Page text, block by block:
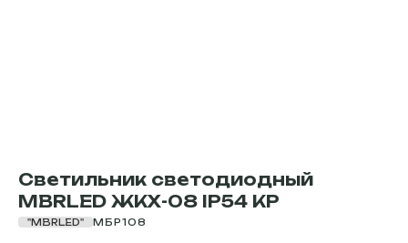
Светильник светодиодный
MBRLED ЖКХ-08 IP54 КР
"MBRLED" МБР108